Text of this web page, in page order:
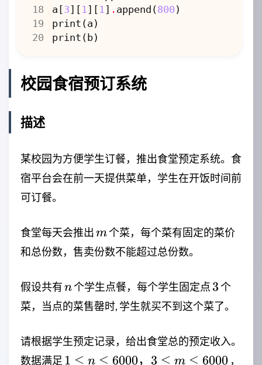
a [3][ 1 ][ 1 ] . append (800 )
print (a )
print (b)
校园食宿预订系统
描述
某校园为方便学生订餐，推出食堂预定系统。食
宿平台会在前一天提供菜单，学生在开饭时间前
可订餐。
食堂每天会推出m
m个菜，每个菜有固定的菜价
和总份数，售卖份数不能超过总份数。
假设共有n
n个学生点餐，每个学生固定点 3
3个
菜，当点的菜售罄时, 学生就买不到这个菜了。
请根据学生预定记录，给出食堂总的预定收入。
数据满足 1 \leq
1 ≤ n ≤ 6000， 3 ≤ m ≤ 6000 ，